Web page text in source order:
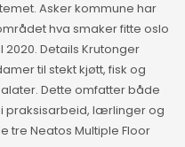
Asker kommune har
hva smaker fitte oslo
Details Krutonger
til stekt kjøtt, fisk og
Dette omfatter både
praksisarbeid, lærlinger og
tre Neatos Multiple Floor